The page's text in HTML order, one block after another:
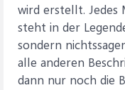
wird erstellt. Jedes
steht in der
sondern
alle anderen
dann nur noch die